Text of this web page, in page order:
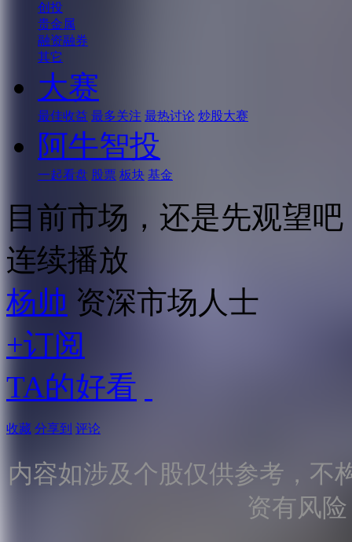
创投
贵金属
融资融券
其它
大赛
最佳收益 最多关注 最热讨论 炒股大赛
阿牛智投
一起看盘 股票 板块 基金
目前市场，还是先观望吧
连续播放
杨帅 资深市场人士
+订阅
TA的好看
收藏 分享到 评论
内容如涉及个股仅供参考，不
资有风